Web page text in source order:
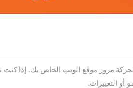
لحركة مرور موقع الويب الخاص بك. إذا
أو التغييرات.